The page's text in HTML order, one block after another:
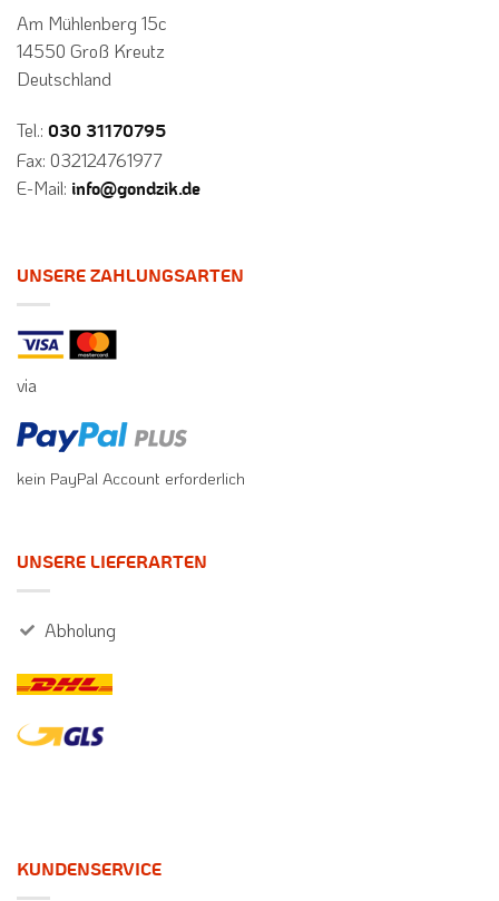
Am Mühlenberg 15c
14550 Groß Kreutz
Deutschland
Tel.: 030 31170795
Fax: 032124761977
E-Mail: info@gondzik.de
UNSERE ZAHLUNGSARTEN
via
kein PayPal Account erforderlich
UNSERE LIEFERARTEN
Abholung
KUNDENSERVICE